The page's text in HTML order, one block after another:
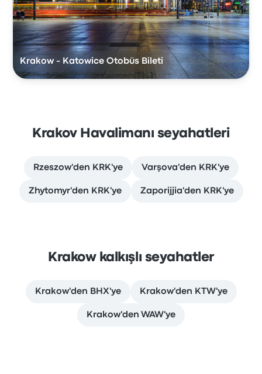
Krakow - Katowice Otobüs Bileti
Krakov Havalimanı seyahatleri
Rzeszow'den KRK'ye Varşova'den KRK'ye
Zhytomyr'den KRK'ye Zaporijjia'den KRK'ye
Krakow kalkışlı seyahatler
Krakow'den BHX'ye Krakow'den KTW'ye
Krakow'den WAW'ye